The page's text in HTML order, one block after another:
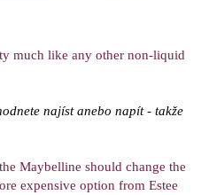
much like any other non-liquid
najíst anebo napít - takže
Maybelline should change the
expensive option from Estee